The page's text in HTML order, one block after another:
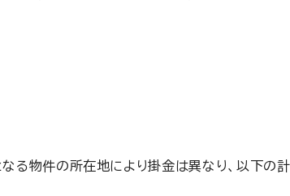
る物件の所在地により掛金は異なり、以下の計